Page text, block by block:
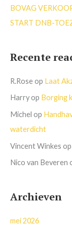
BOVAG
START DNB-
Recente
R.Roseop Laat
Harryop Borging
Michel op
waterdicht
Vincent Winkes op
Nico van Beveren
Archieven
mei 2026